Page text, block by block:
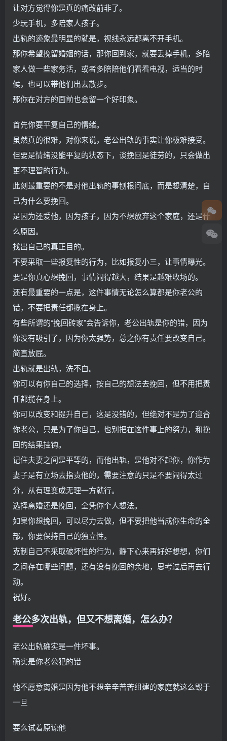
让对方觉得你是真的痛改前非了。
少玩手机，多陪家人孩子。
出轨的迹象最明显的就是，视线永远都离不开手机。
那你希望挽留婚姻的话，那你回到家，就要丢掉手机，多陪
家人做一些家务活，或者多陪陪他们看看电视，适当的时
候，也可以带他们出去散步。
那你在对方的面前也会留一个好印象。
首先你要平复自己的情绪。
虽然真的很难，对你来说，老公出轨的事实让你极难接受。
但要是情绪没能平复的状态下，谈挽回是徒劳的，只会做出
更不理智的行为。
此刻最重要的不是对他出轨的事刨根问底，而是想清楚，自
己为什么要挽回。
是因为还爱他，因为孩子，因为不想放弃这个家庭，还是什
么原因。
找出自己的真正目的。
不要采取一些报复性的行为，比如报复小三，让事情曝光。
要是你真心想挽回，事情闹得越大，结果是越难收场的。
还有最重要的一点是，这件事情无论怎么算都是你老公的
错，不要把责任都揽在身上。
有些所谓的“挽回砖家”会告诉你，老公出轨是你的错，因为
你没有吸引了，因为你太强势，总之你有责任要改变自己。
简直放屁。
出轨就是出轨，洗不白。
你可以有你自己的选择，按自己的想法去挽回，但不用把责
任都揽在身上。
你可以改变和提升自己，这是没错的，但绝对不是为了迎合
你老公，只是为了你自己，也别把在这件事上的努力，和挽
回的结果挂钩。
记住夫妻之间是平等的，而他出轨，是他对不起你，你作为
妻子是有立场去指责他的，需要注意的只是不要闹得太过
分，从有理变成无理一方就行。
选择离婚还是挽回，全凭你个人想法。
如果你想挽回，可以尽力去做，但不要把他当成你生命的全
部，你要保持自己的独立性。
克制自己不采取破坏性的行为，静下心来再好好想想，你们
之间存在哪些问题，还有没有挽回的余地，思考过后再去行
动。
祝好。
老公多次出轨，但又不想离婚，怎么办？
老公出轨确实是一件坏事。
确实是你老公犯的错
他不愿意离婚是因为他不想辛辛苦苦组建的家庭就这么毁于
一旦
要么试着原谅他